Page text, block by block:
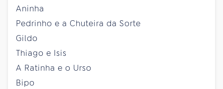
Aninha
Pedrinho e a Chuteira da Sorte
Gildo
Thiago e Isis
A Ratinha e o Urso
Bipo